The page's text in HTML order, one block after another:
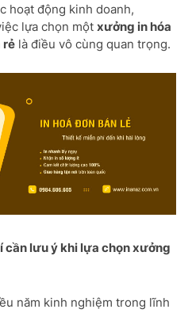
hoạt động kinh doanh,
lựa chọn một xưởng in hóa
rẻ là điều vô cùng quan trọng.
cần lưu ý khi lựa chọn xưởng
năm kinh nghiệm trong lĩnh